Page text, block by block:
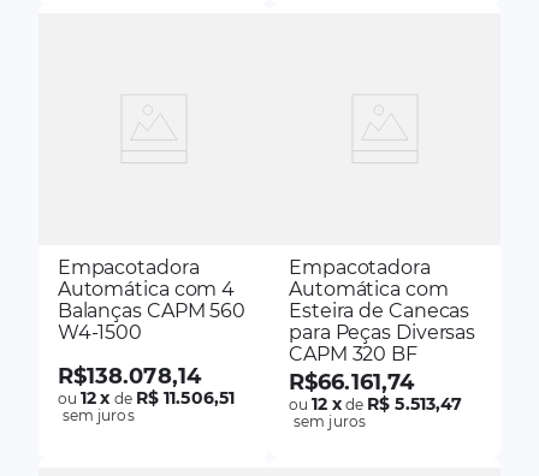
Empacotadora
Automática com 4
Balanças CAPM 560
W4-1500
R$138.078,14
ou12x de R$ 11.506,51
sem juros
Empacotadora
Automática com
Esteira de Canecas
para Peças Diversas
CAPM 320 BF
R$66.161,74
ou12 xde R$ 5.513,47
sem juros